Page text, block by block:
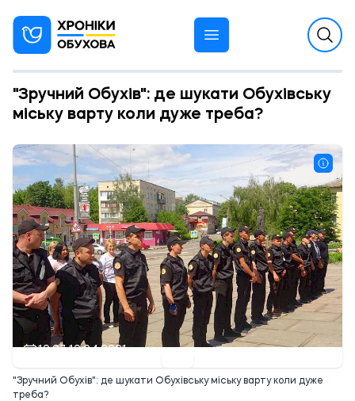
"Зручний Обухів": де шукати Обухівську
міську варту коли дуже треба?
19:07 10.04.2021
"Зручний Обухів": де шукати Обухівську міську варту коли дуже
треба?